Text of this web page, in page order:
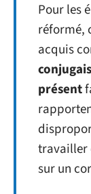
Pour les
réformé,
acquis
présent
travailler
sur un